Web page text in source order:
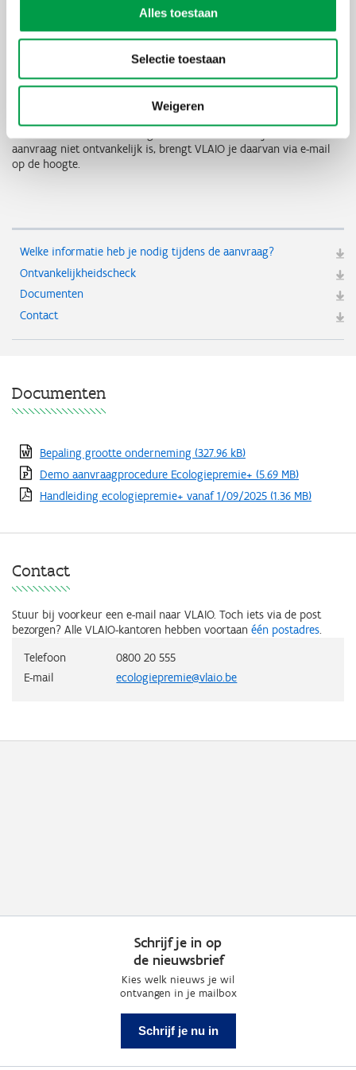
Alles toestaan
Selectie toestaan
Weigeren
Ontvankelijkheidscheck
VLAIO zal de aanvragen na indiening beoordelen op basis van
onderstaande ontvankelijkheidscriteria:
de onderneming voldoet aande voorwaardenvoor indiening
de investeringen voldoen aande voorwaarden
aanvraag niet ontvankelijk is, brengt VLAIO je daarvan via e-mail
op de hoogte.
Welke informatie heb je nodig tijdens de aanvraag?
Ontvankelijkheidscheck
Documenten
Contact
Documenten
Bepaling grootte onderneming (327.96 kB)
Demo aanvraagprocedure Ecologiepremie+ (5.69 MB)
Handleiding ecologiepremie+ vanaf 1/09/2025 (1.36 MB)
Contact
Stuur bij voorkeur een e-mail naar VLAIO. Toch iets via de post
bezorgen? Alle VLAIO-kantoren hebben voortaan één postadres
Telefoon
0800 20 555
E-mail
ecologiepremie@vlaio.be
Schrijf je in op
de nieuwsbrief
Kies welk nieuws je wil
ontvangen in je mailbox
Schrijf je nu in